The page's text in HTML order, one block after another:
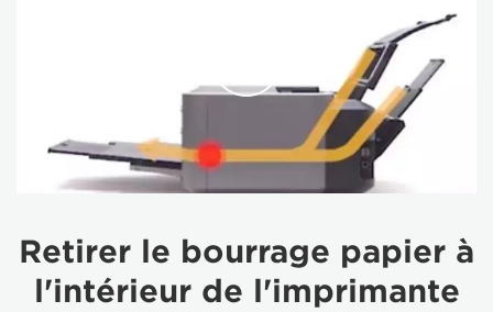
Retirer le bourrage papier à
l'intérieur de l'imprimante